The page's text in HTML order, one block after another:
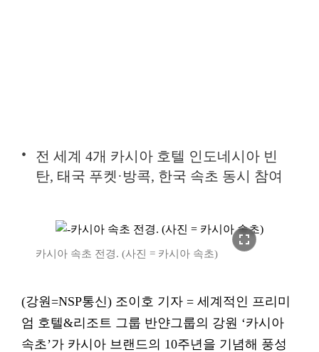
전 세계 4개 카시아 호텔 인도네시아 빈
탄, 태국 푸켓·방콕, 한국 속초 동시 참여
fullscreen
카시아 속초 전경. (사진 = 카시아 속초)
(강원=NSP통신) 조이호 기자 = 세계적인 프리미
엄 호텔&리조트 그룹 반얀그룹의 강원 ‘카시아
속초’가 카시아 브랜드의 10주년을 기념해 풍성